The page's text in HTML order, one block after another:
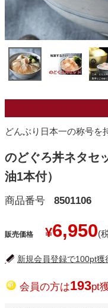
どんぶり日本一の称号を
のどぐろ丼ネタセ
油1本付）
商品番号 8501106
販売価格 ¥6,950
新規会員登録で100pt獲
会員の方は193pt